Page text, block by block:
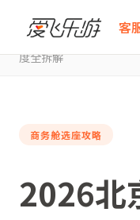
客
爱飞乐游
2026北京飞萨尔茨堡商
度全拆解
商务舱选座攻略
2026北